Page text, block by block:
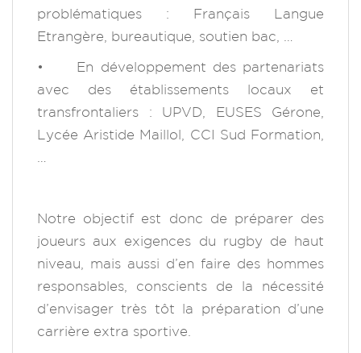
problématiques : Français Langue
Etrangère, bureautique, soutien bac, …
• En développement des partenariats
avec des établissements locaux et
transfrontaliers : UPVD, EUSES Gérone,
Lycée Aristide Maillol, CCI Sud Formation,
Notre objectif est donc de préparer des
joueurs aux exigences du rugby de haut
niveau, mais aussi d’en faire des hommes
responsables, conscients de la nécessité
d’envisager très tôt la préparation d’une
carrière extra sportive.